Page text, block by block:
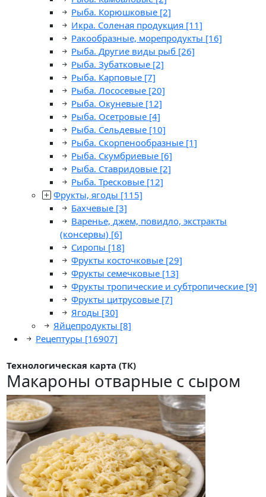
Рыба. Корюшковые [2]
Икра. Соленая продукция [11]
Ракообразные, морепродукты [16]
Рыба. Другие виды рыб [26]
Рыба. Зубатковые [2]
Рыба. Карповые [7]
Рыба. Лососевые [20]
Рыба. Окуневые [12]
Рыба. Осетровые [4]
Рыба. Сельдевые [10]
Рыба. Скорпенообразные [1]
Рыба. Скумбриевые [6]
Рыба. Ставридовые [2]
Рыба. Тресковые [12]
Фрукты, ягоды [115]
Бахчевые [3]
Варенье, джем, повидло, экстракты
(консервы) [6]
Сиропы [18]
Фрукты косточковые [29]
Фрукты семечковые [13]
Фрукты тропические и субтропические [9]
Фрукты цитрусовые [7]
Ягоды [30]
Яйцепродукты [8]
Рецептуры [16907]
Технологическая карта (ТК)
Макароны отварные с сыром